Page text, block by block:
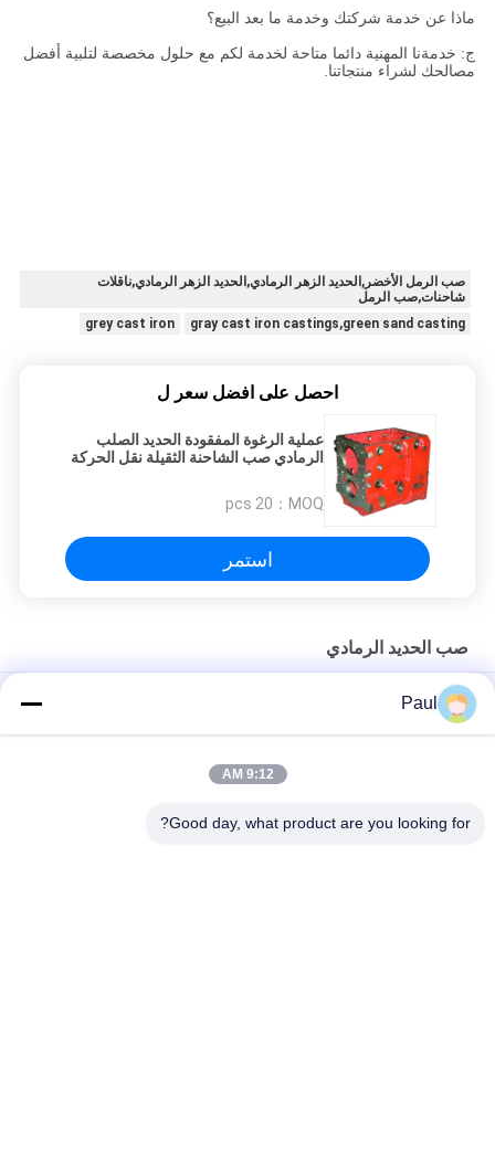
ماذا عن خدمة شركتك وخدمة ما بعد البيع؟
ج: خدمةنا المهنية دائما متاحة لخدمة لكم مع حلول مخصصة لتلبية أفضل
مصالحك لشراء منتجاتنا.
صب الرمل الأخضر,الحديد الزهر الرمادي,الحديد الزهر الرمادي,ناقلات
شاحنات,صب الرمل
gray cast iron castings,green sand casting
grey cast iron
احصل على افضل سعر ل
عملية الرغوة المفقودة الحديد الصلب
الرمادي صب الشاحنة الثقيلة نقل الحركة
MOQ：
20 pcs
استمر
صب الحديد الرمادي
غطاء محرك من الحديد الزهر الرمادي المصبوب بالرمل EN-GJL-300
قطع مصبوبة من حديد الزهر الرمادي لآلات الصناعية
قطع غيار شاسيه نظام التعليق لمقطورة الشاحنة، حامل زنبرك أمامي
Paul
9:12 AM
Good day, what product are you looking for?